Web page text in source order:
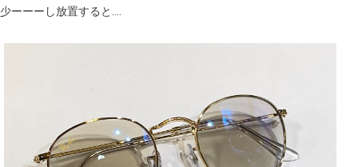
少ーーーし放置すると....